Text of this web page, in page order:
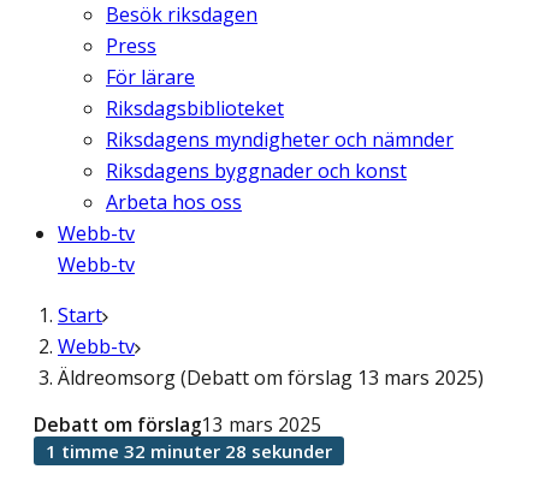
Besök riksdagen
Press
För lärare
Riksdagsbiblioteket
Riksdagens myndigheter och nämnder
Riksdagens byggnader och konst
Arbeta hos oss
Webb-tv
Webb-tv
Start
Webb-tv
Äldreomsorg (Debatt om förslag 13 mars 2025)
Debatt om förslag13 mars 2025
1 timme 32 minuter 28 sekunder